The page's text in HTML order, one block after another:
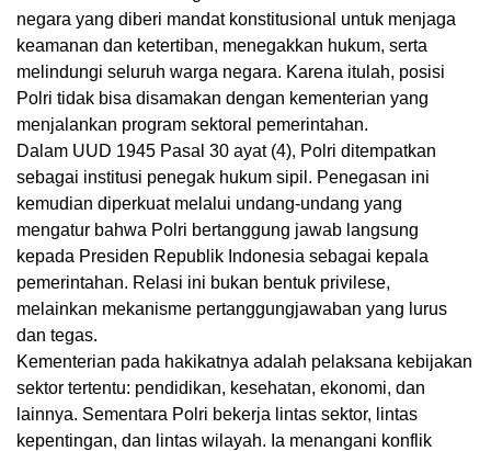
negara yang diberi mandat konstitusional untuk menjaga
keamanan dan ketertiban, menegakkan hukum, serta
melindungi seluruh warga negara. Karena itulah, posisi
Polri tidak bisa disamakan dengan kementerian yang
menjalankan program sektoral pemerintahan.
Dalam UUD 1945 Pasal 30 ayat (4), Polri ditempatkan
sebagai institusi penegak hukum sipil. Penegasan ini
kemudian diperkuat melalui undang-undang yang
mengatur bahwa Polri bertanggung jawab langsung
kepada Presiden Republik Indonesia sebagai kepala
pemerintahan. Relasi ini bukan bentuk privilese,
melainkan mekanisme pertanggungjawaban yang lurus
dan tegas.
Kementerian pada hakikatnya adalah pelaksana kebijakan
sektor tertentu: pendidikan, kesehatan, ekonomi, dan
lainnya. Sementara Polri bekerja lintas sektor, lintas
kepentingan, dan lintas wilayah. Ia menangani konflik